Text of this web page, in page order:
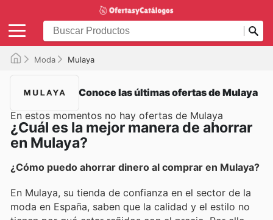
Moda Mulaya
Conoce las últimas ofertas de Mulaya
En estos momentos no hay ofertas de Mulaya
¿Cuál es la mejor manera de ahorrar
en Mulaya?
¿Cómo puedo ahorrar dinero al comprar en Mulaya?
En Mulaya, su tienda de confianza en el sector de la
moda en España, saben que la calidad y el estilo no